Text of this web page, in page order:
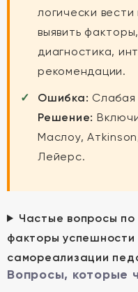
логически
выявить
диагностика,
рекомендации.
Ошибка: Слабая
Решение:
Маслоу,
Лейерс.
Частые вопросы по
факторы
самореализации
Вопросы, которые